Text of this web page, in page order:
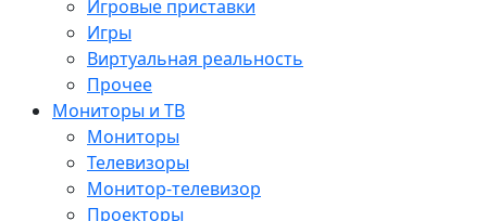
Игровые приставки
Игры
Виртуальная реальность
Прочее
Мониторы и ТВ
Мониторы
Телевизоры
Монитор-телевизор
Проекторы